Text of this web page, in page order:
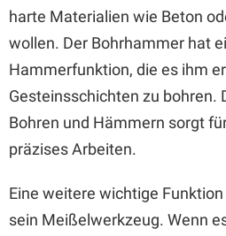
harte Materialien wie Beton
wollen. Der Bohrhammer hat
Hammerfunktion, die es ihm
Gesteinsschichten zu bohren.
Bohren und Hämmern sorgt
präzises Arbeiten.
Eine weitere wichtige
sein Meißelwerkzeug. Wenn